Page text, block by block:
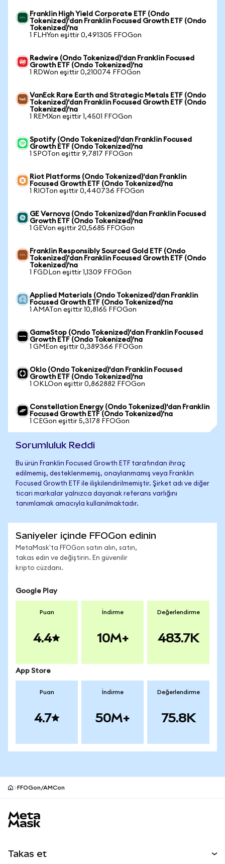
Franklin High Yield Corporate ETF (Ondo
Tokenized)'dan Franklin Focused Growth ETF (Ondo
Tokenized)'na
1 FLHYon eşittir 0,491305 FFOGon
Redwire (Ondo Tokenized)'dan Franklin Focused
Growth ETF (Ondo Tokenized)'na
1 RDWon eşittir 0,210074 FFOGon
VanEck Rare Earth and Strategic Metals ETF (Ondo
Tokenized)'dan Franklin Focused Growth ETF (Ondo
Tokenized)'na
1 REMXon eşittir 1,4501 FFOGon
Spotify (Ondo Tokenized)'dan Franklin Focused
Growth ETF (Ondo Tokenized)'na
1 SPOTon eşittir 9,7817 FFOGon
Riot Platforms (Ondo Tokenized)'dan Franklin
Focused Growth ETF (Ondo Tokenized)'na
1 RIOTon eşittir 0,440736 FFOGon
GE Vernova (Ondo Tokenized)'dan Franklin Focused
Growth ETF (Ondo Tokenized)'na
1 GEVon eşittir 20,5685 FFOGon
Franklin Responsibly Sourced Gold ETF (Ondo
Tokenized)'dan Franklin Focused Growth ETF (Ondo
Tokenized)'na
1 FGDLon eşittir 1,1309 FFOGon
Applied Materials (Ondo Tokenized)'dan Franklin
Focused Growth ETF (Ondo Tokenized)'na
1 AMATon eşittir 10,8165 FFOGon
GameStop (Ondo Tokenized)'dan Franklin Focused
Growth ETF (Ondo Tokenized)'na
1 GMEon eşittir 0,389366 FFOGon
Oklo (Ondo Tokenized)'dan Franklin Focused
Growth ETF (Ondo Tokenized)'na
1 OKLOon eşittir 0,862882 FFOGon
Constellation Energy (Ondo Tokenized)'dan Franklin
Focused Growth ETF (Ondo Tokenized)'na
1 CEGon eşittir 5,3178 FFOGon
Sorumluluk Reddi
Bu ürün Franklin Focused Growth ETF tarafından ihraç
edilmemiş, desteklenmemiş, onaylanmamış veya Franklin
Focused Growth ETF ile ilişkilendirilmemiştir. Şirket adı ve diğer
ticari markalar yalnızca dayanak referans varlığını
tanımlamak amacıyla kullanılmaktadır.
Saniyeler içinde FFOGon edinin
MetaMask'ta FFOGon satın alın, satın,
takas edin ve değiştirin. En güvenilir
kripto cüzdanı.
Google Play
Puan
4.4
İndirme
10M+
Değerlendirme
483.7K
App Store
Puan
4.7
İndirme
50M+
Değerlendirme
75.8K
FFOGon/AMCon
Takas et